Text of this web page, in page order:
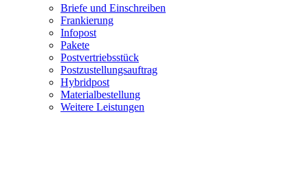
Briefe und Einschreiben
Frankierung
Infopost
Pakete
Postvertriebsstück
Postzustellungsauftrag
Hybridpost
Materialbestellung
Weitere Leistungen